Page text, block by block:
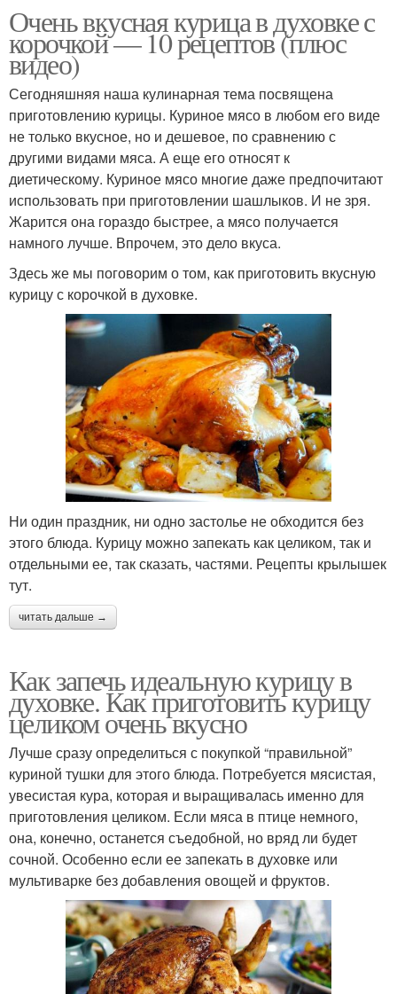
Очень вкусная курица в духовке с
корочкой — 10 рецептов (плюс
видео)
Сегодняшняя наша кулинарная тема посвящена
приготовлению курицы. Куриное мясо в любом его виде
не только вкусное, но и дешевое, по сравнению с
другими видами мяса. А еще его относят к
диетическому. Куриное мясо многие даже предпочитают
использовать при приготовлении шашлыков. И не зря.
Жарится она гораздо быстрее, а мясо получается
намного лучше. Впрочем, это дело вкуса.
Здесь же мы поговорим о том, как приготовить вкусную
курицу с корочкой в духовке.
Ни один праздник, ни одно застолье не обходится без
этого блюда. Курицу можно запекать как целиком, так и
отдельными ее, так сказать, частями. Рецепты крылышек
тут.
читать дальше →
Как запечь идеальную курицу в
духовке. Как приготовить курицу
целиком очень вкусно
Лучше сразу определиться с покупкой “правильной”
куриной тушки для этого блюда. Потребуется мясистая,
увесистая кура, которая и выращивалась именно для
приготовления целиком. Если мяса в птице немного,
она, конечно, останется съедобной, но вряд ли будет
сочной. Особенно если ее запекать в духовке или
мультиварке без добавления овощей и фруктов.